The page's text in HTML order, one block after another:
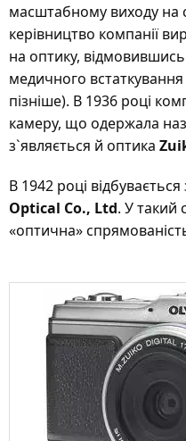
масштабному виходу на
керівництво компанії
на оптику,
медичного встаткування
пізніше). В 1936 році
камеру, що одержала
з`являється й оптика
В 1942 році
Optical Co., Ltd. У такий
«оптична»